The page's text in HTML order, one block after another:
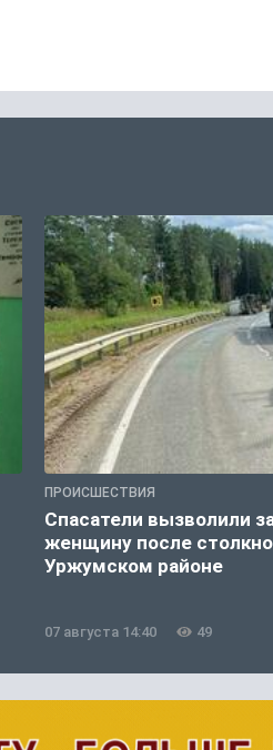
ПРОИСШЕСТВИЯ
Спасатели вызволили
женщину после
Уржумском районе
07 августа 14:40 49